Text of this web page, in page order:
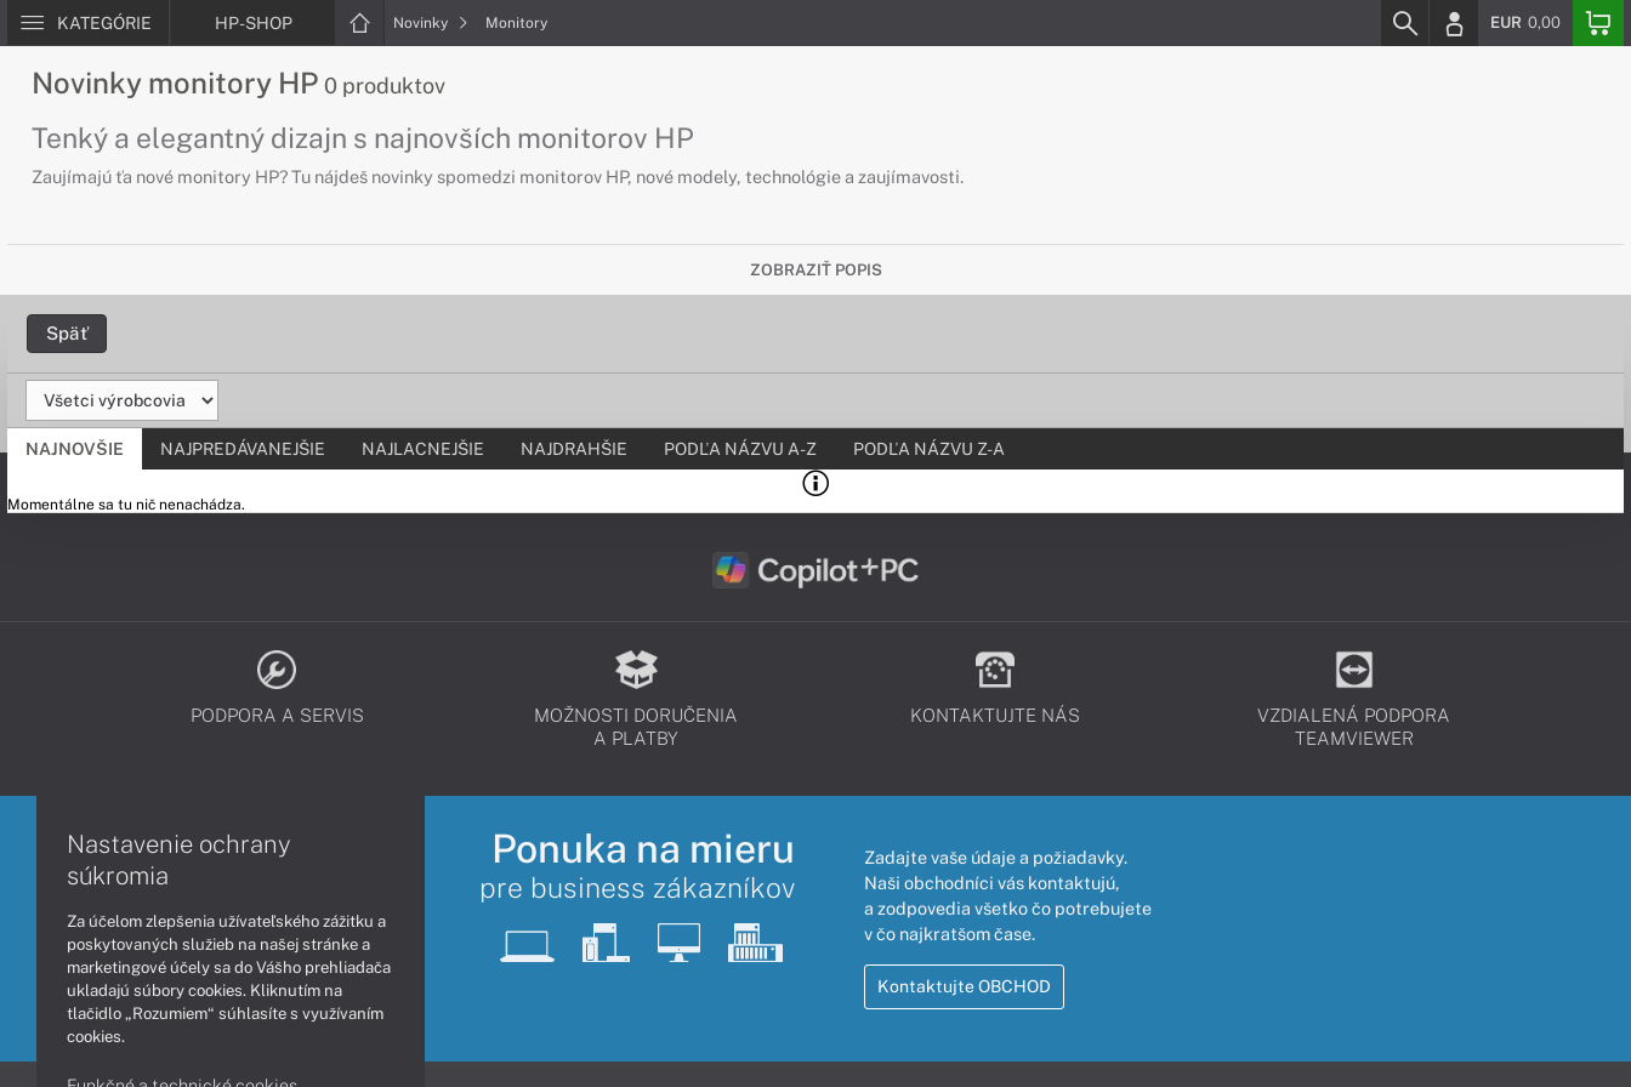
KATEGÓRIE HP-SHOP Novinky Monitory EUR 0,00
Novinky monitory HP 0 produktov
Tenký a elegantný dizajn s najnovších monitorov HP
Zaujímajú ťa nové monitory HP? Tu nájdeš novinky spomedzi monitorov HP, nové modely, technológie a zaujímavosti.
ZOBRAZIŤ POPIS
Späť
NAJNOVŠIE NAJPREDÁVANEJŠIE NAJLACNEJŠIE NAJDRAHŠIE PODĽA NÁZVU A-Z PODĽA NÁZVU Z-A
Momentálne sa tu nič nenachádza.
PODPORA A SERVIS
MOŽNOSTI DORUČENIA
A PLATBY
KONTAKTUJTE NÁS
VZDIALENÁ PODPORA
TEAMVIEWER
Ponuka na mieru
pre business zákazníkov
Zadajte vaše údaje a požiadavky.
Naši obchodníci vás kontaktujú,
a zodpovedia všetko čo potrebujete
v čo najkratšom čase.
Kontaktujte OBCHOD
Nastavenie ochrany
súkromia
Za účelom zlepšenia užívateľského zážitku a
poskytovaných služieb na našej stránke a
marketingové účely sa do Vášho prehliadača
ukladajú súbory cookies. Kliknutím na
tlačidlo „Rozumiem“ súhlasíte s využívaním
cookies.